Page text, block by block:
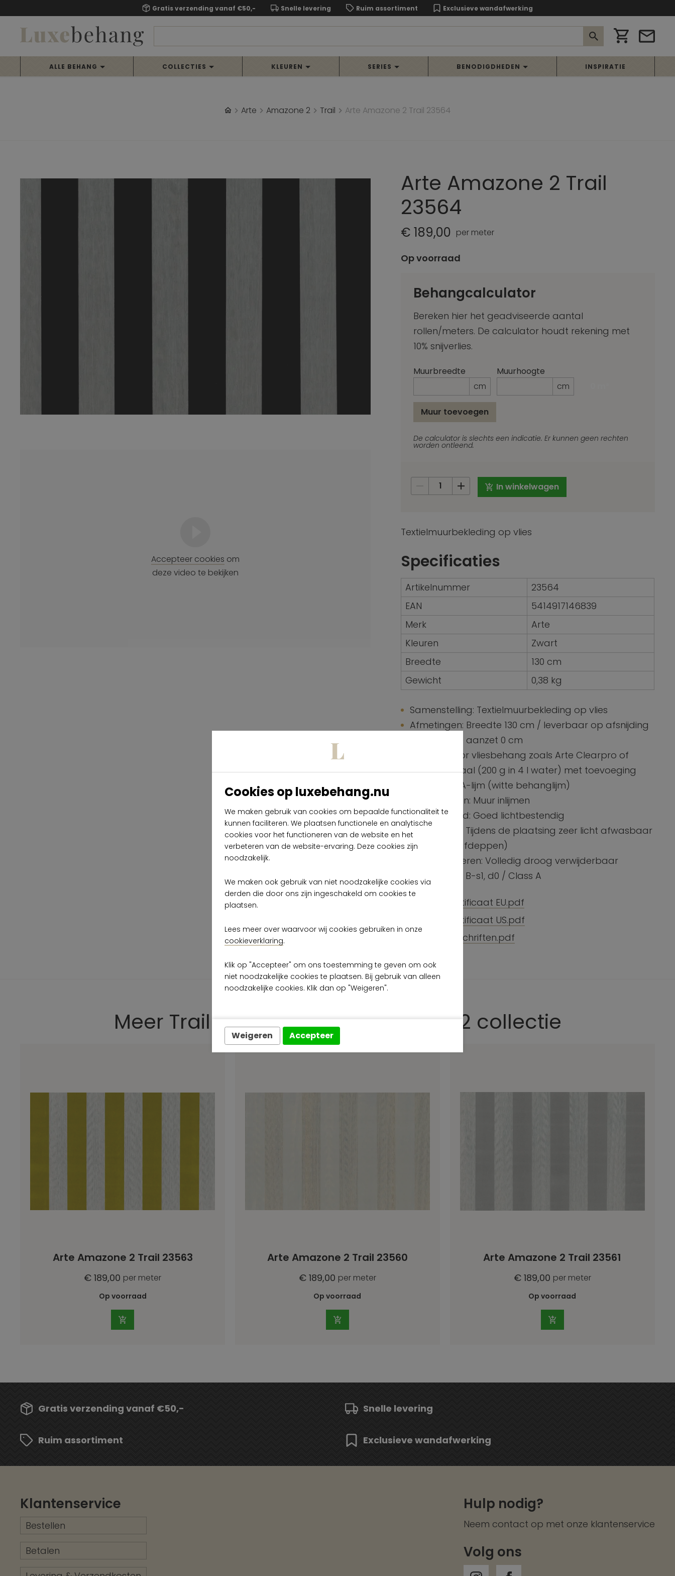
Cookies op luxebehang.nu
We maken gebruik van cookies om bepaalde functionaliteit te
kunnen faciliteren. We plaatsen functionele en analytische
cookies voor het functioneren van de website en het
verbeteren van de website-ervaring. Deze cookies zijn
noodzakelijk.
We maken ook gebruik van niet noodzakelijke cookies via
derden die door ons zijn ingeschakeld om cookies te
plaatsen.
Lees meer over waarvoor wij cookies gebruiken in onze
cookieverklaring.
Klik op "Accepteer" om ons toestemming te geven om ook
niet noodzakelijke cookies te plaatsen. Bij gebruik van alleen
noodzakelijke cookies. Klik dan op "Weigeren".
Weigeren Accepteer
Gratis verzending vanaf €50,- Snelle levering Ruim assortiment Exclusieve wandafwerking
ALLE BEHANG COLLECTIES KLEUREN SERIES BENODIGDHEDEN INSPIRATIE
Arte Amazone 2 Trail Arte Amazone 2 Trail 23564
Accepteer cookies om
deze video te bekijken
Arte Amazone 2 Trail
23564
€ 189,00 per meter
Op voorraad
Behangcalculator
Bereken hier het geadviseerde aantal
rollen/meters. De calculator houdt rekening met
10% snijverlies.
Muurbreedte
cm
Muurhoogte
cm
Muur toevoegen
De calculator is slechts een indicatie. Er kunnen geen rechten
worden ontleend.
In winkelwagen
Textielmuurbekleding op vlies
Specificaties
Artikelnummer
23564
EAN
5414917146839
Merk
Arte
Kleuren
Zwart
Breedte
130 cm
Gewicht
0,38 kg
Samenstelling: Textielmuurbekleding op vlies
Afmetingen: Breedte 130 cm / leverbaar op afsnijding
Aanzet: Vrije aanzet 0 cm
Lijm: Lijm voor vliesbehang zoals Arte Clearpro of
Metyl Speciaal (200 g in 4 l water) met toevoeging
van 20% PVA-lijm (witte behanglijm)
Hoe verlijmen: Muur inlijmen
Lichtechtheid: Goed lichtbestendig
Onderhoud: Tijdens de plaatsing zeer licht afwasbaar
(natte lijm afdeppen)
Hoe verwijderen: Volledig droog verwijderbaar
Brandnorm: B-s1, d0 / Class A
Brand certificaat EU.pdf
Brand certificaat US.pdf
Plak voorschriften.pdf
Meer Trail kleuren uit de Amazone 2 collectie
Arte Amazone 2 Trail 23563
€ 189,00 per meter
Op voorraad
Arte Amazone 2 Trail 23560
€ 189,00 per meter
Op voorraad
Arte Amazone 2 Trail 23561
€ 189,00 per meter
Op voorraad
Gratis verzending vanaf €50,- Snelle levering
Ruim assortiment Exclusieve wandafwerking
Klantenservice
Bestellen
Betalen
Hulp nodig?
Neem contact op met onze klantenservice
Volg ons